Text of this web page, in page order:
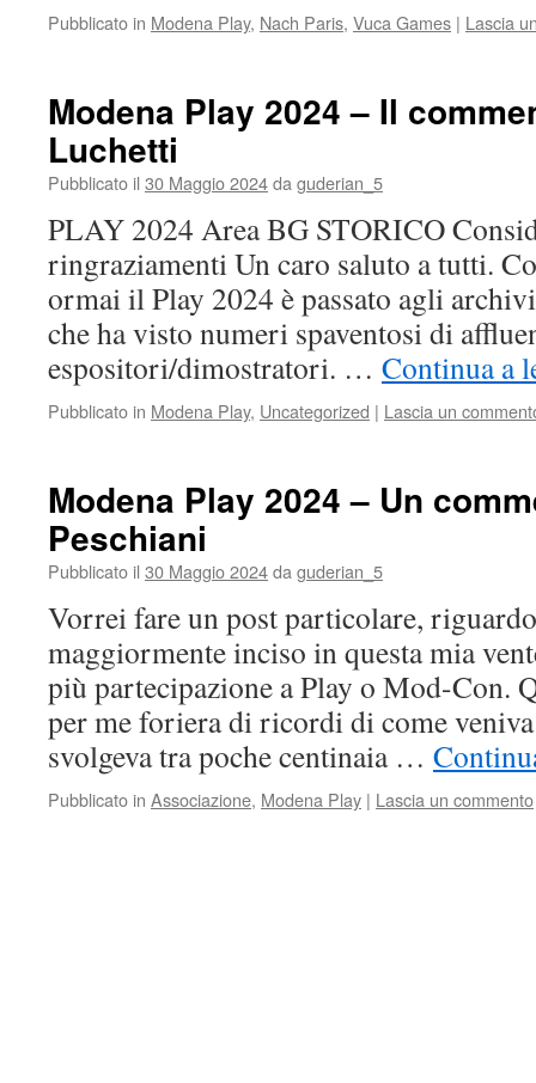
Pubblicato in Modena Play, Nach Paris, Vuca Games | Lascia
Modena Play 2024 – Il
Luchetti
Pubblicato il 30 Maggio 2024da guderian_5
PLAY 2024 Area BG STORICO
ringraziamenti Un caro saluto a tutti.
ormai il Play 2024 è passato agli
che ha visto numeri spaventosi di
espositori/dimostratori. … Continua a
Pubblicato in Modena Play, Uncategorized | Lascia un
Modena Play 2024 – Un
Peschiani
Pubblicato il 30 Maggio 2024da guderian_5
Vorrei fare un post particolare,
maggiormente inciso in questa mia
più partecipazione a Play o Mod-Con.
per me foriera di ricordi di come
svolgeva tra poche centinaia …
Pubblicato in Associazione, Modena Play | Lascia un commento